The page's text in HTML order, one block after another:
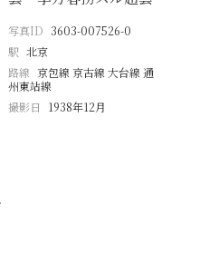
写真ID 3603-007526-0
駅 北京
路線 京包線 京古線 大台線 通
州東站線
撮影日
1938年12月